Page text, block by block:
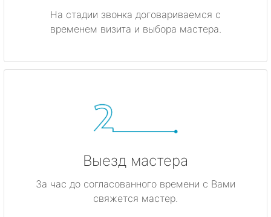
На стадии звонка договариваемся с
временем визита и выбора мастера.
Выезд мастера
За час до согласованного времени с Вами
свяжется мастер.